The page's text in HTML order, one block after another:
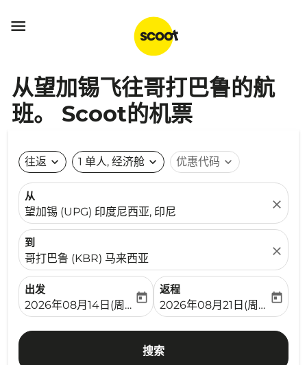

从望加锡飞往哥打巴鲁的航
班。 Scoot的机票
往返 expand_more 1 单人, 经济舱 expand_more 优惠代码 expand_more
从
望加锡 (UPG) 印度尼西亚, 印尼
close
到
哥打巴鲁 (KBR) 马来西亚
close
出发
fc-booking-departure-date-aria-label
2026年08月14日(周五)
today
返程
fc-booking-return-date-
2026年08月21日(周五)
today
搜索